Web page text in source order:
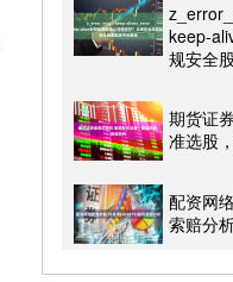
keep-
规安全
期货证
准选股
配资网
索赔分